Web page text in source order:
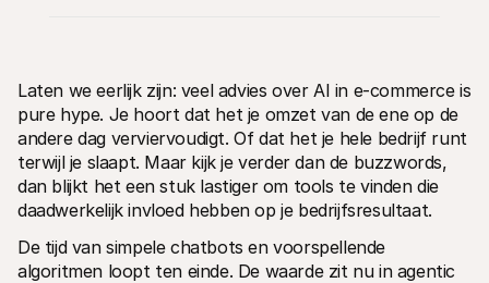
Technische documentatie
Portaal voor developers
Ontdek documentatie en updates voor developers
Libraries
Discord community
Word lid van onze developer community Blij
Laten we eerlijk zijn: veel advies over AI in e-commerce is
pure hype. Je hoort dat het je omzet van de ene op de
andere dag verviervoudigt. Of dat het je hele bedrijf runt
terwijl je slaapt. Maar kijk je verder dan de buzzwords,
dan blijkt het een stuk lastiger om tools te vinden die
daadwerkelijk invloed hebben op je bedrijfsresultaat.
De tijd van simpele chatbots en voorspellende
algoritmen loopt ten einde. De waarde zit nu in agentic